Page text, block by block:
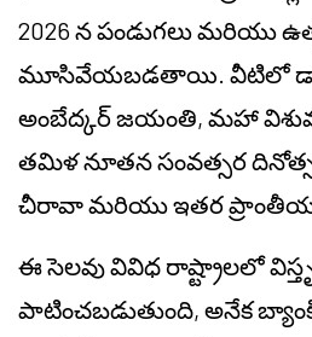
2026 న పండుగలు మరియు
మూసివేయబడతాయి. వీటిలో
అంబేద్కర్ జయంతి, మహా
తమిళ నూతన సంవత్సర
చీరావా మరియు ఇతర ప్రాంతీయ
ఈ సెలవు వివిధ రాష్ట్రాలలో
పాటించబడుతుంది, అనేక